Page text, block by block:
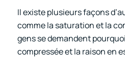
Il existe plusieurs façons
comme la saturation et la
gens se demandent
compressée et la raison en